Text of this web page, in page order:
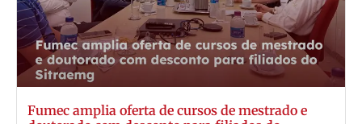
Fumec amplia oferta de cursos de mestrado e